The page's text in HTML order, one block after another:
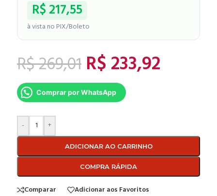
R$217,55
à vista no PIX/Boleto
R$269,01 R$233,92
Comprar por WhatsApp
- +
ADICIONAR AO CARRINHO
COMPRA RÁPIDA
Comparar Adicionar aos Favoritos